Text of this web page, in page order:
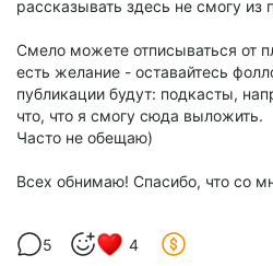
рассказывать здесь не смогу из
Смело можете отписываться от
есть желание - оставайтесь
публикации будут: подкасты,
что, что я смогу сюда выложить.
Часто не обещаю)
Всех обнимаю! Спасибо, что со
5 4